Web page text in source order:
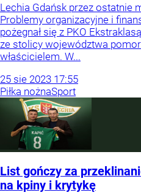
Lechia Gdańsk przez ostatnie
Problemy organizacyjne i
pożegnał się z PKO
ze stolicy województwa
właścicielem. W...
25 sie 2023 17:55
Piłka nożnaSport
List gończy za
na kpiny i krytykę